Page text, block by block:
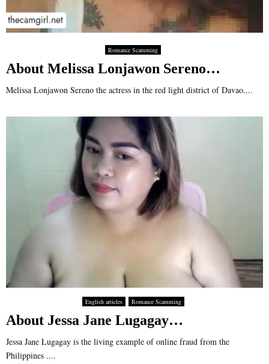
Romance Scamming
About Melissa Lonjawon Sereno…
Melissa Lonjawon Sereno the actress in the red light district of Davao....
English articles Romance Scamming
About Jessa Jane Lugagay…
Jessa Jane Lugagay is the living example of online fraud from the
Philippines ....